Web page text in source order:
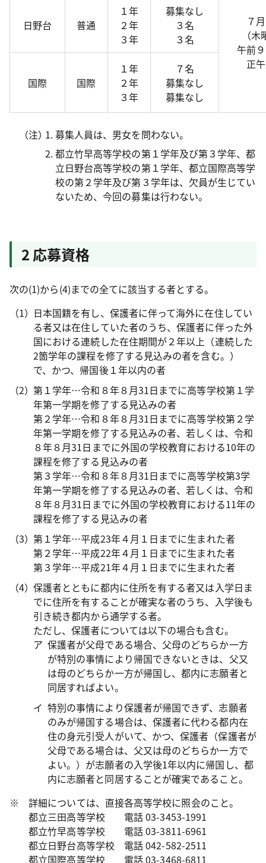
７
（
午前
正
日野台 普通
１年
２年
３年
募集なし
３名
３名
国際 国際
１年
２年
３年
７名
募集なし
募集なし
（注） 募集人員は、男女を問わない。
都立竹早高等学校の第１学年及び第３学年、都
立日野台高等学校の第１学年、都立国際高等学
校の第２学年及び第３学年は、欠員が生じてい
ないため、今回の募集は行わない。
2 応募資格
次の(1)から(4)までの全てに該当する者とする。
日本国籍を有し、保護者に伴って海外に在住してい
る者又は在住していた者のうち、保護者に伴った外
国における連続した在住期間が２年以上（連続した
2箇学年の課程を修了する見込みの者を含む。）
で、かつ、帰国後１年以内の者
第１学年…令和８年８月31日までに高等学校第１学
年第一学期を修了する見込みの者
第２学年…令和８年８月31日までに高等学校第２学
年第一学期を修了する見込みの者、若しくは、令和
８年８月31日までに外国の学校教育における10年の
課程を修了する見込みの者
第３学年…令和８年８月31日までに高等学校第3学
年第一学期を修了する見込みの者、若しくは、令和
８年８月31日までに外国の学校教育における11年の
課程を修了する見込みの者
第１学年…平成23年４月１日までに生まれた者
第２学年…平成22年４月１日までに生まれた者
第３学年…平成21年４月１日までに生まれた者
保護者とともに都内に住所を有する者又は入学日ま
でに住所を有することが確実な者のうち、入学後も
引き続き都内から通学する者。
ただし、保護者については以下の場合も含む。
保護者が父母である場合、父母のどちらか一方
が特別の事情により帰国できないときは、父又
は母のどちらか一方が帰国し、都内に志願者と
同居すればよい。
特別の事情により保護者が帰国できず、志願者
のみが帰国する場合は、保護者に代わる都内在
住の身元引受人がいて、かつ、保護者（保護者が
父母である場合は、父又は母のどちらか一方で
よい。）が志願者の入学後1年以内に帰国し、都
内に志願者と同居することが確実であること。
※ 詳細については、直接各高等学校に照会のこと。
都立三田高等学校 電話 03-3453-1991
都立竹早高等学校 電話 03-3811-6961
都立日野台高等学校 電話 042-582-2511
都立国際高等学校 電話 03-3468-6811